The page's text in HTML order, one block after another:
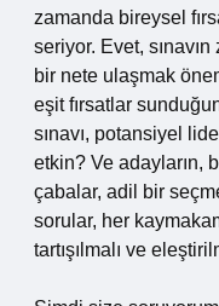
zamanda bireysel
seriyor. Evet,
bir nete ulaşmak
eşit fırsatlar
sınavı, potansiyel
etkin? Ve adayların,
çabalar, adil bir
sorular, her
tartışılmalı ve